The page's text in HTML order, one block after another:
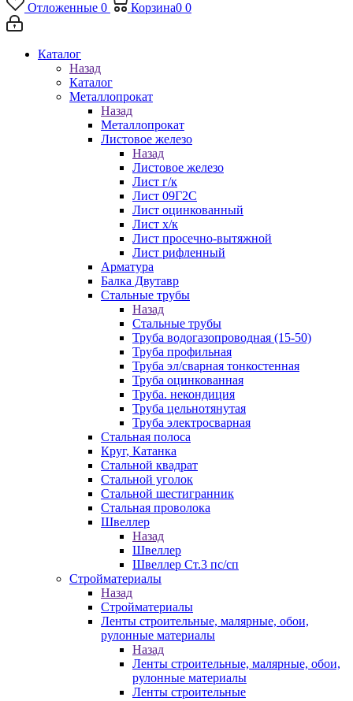
Отложенные 0 Корзина0 0
Каталог
Назад
Каталог
Металлопрокат
Назад
Металлопрокат
Листовое железо
Назад
Листовое железо
Лист г/к
Лист 09Г2С
Лист оцинкованный
Лист х/к
Лист просечно-вытяжной
Лист рифленный
Арматура
Балка Двутавр
Стальные трубы
Назад
Стальные трубы
Труба водогазопроводная (15-50)
Труба профильная
Труба эл/сварная тонкостенная
Труба оцинкованная
Труба. некондиция
Труба цельнотянутая
Труба электросварная
Стальная полоса
Круг, Катанка
Стальной квадрат
Стальной уголок
Стальной шестигранник
Стальная проволока
Швеллер
Назад
Швеллер
Швеллер Ст.3 пс/сп
Стройматериалы
Назад
Стройматериалы
Ленты строительные, малярные, обои,
рулонные материалы
Назад
Ленты строительные, малярные, обои,
рулонные материалы
Ленты строительные